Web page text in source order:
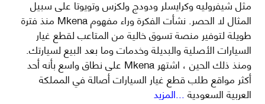
مثل شيفروليه وكرايسلر ودودج ولكزس وتويوتا على سبيل
المثال لا الحصر. نشأت الفكرة وراء مفهوم Mkena منذ فترة
طويلة لتوفير منصة تسوق خالية من المتاعب لقطع غيار
السيارات الأصلية والبديلة وخدمات وما بعد البيع لسيارتك.
ومنذ ذلك الحين ، اشتهر Mkena على نطاق واسع بأنه أحد
أكثر مواقع طلب قطع غيار السيارات أصالة في المملكة
العربية السعودية...المزيد